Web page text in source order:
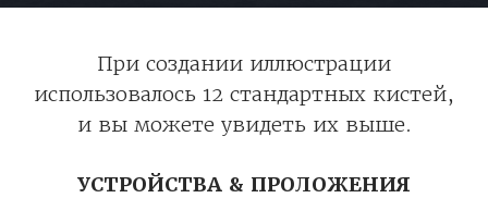
При создании иллюстрации
использовалось 12 стандартных кистей,
и вы можете увидеть их выше.
УСТРОЙСТВА & ПРОЛОЖЕНИЯ